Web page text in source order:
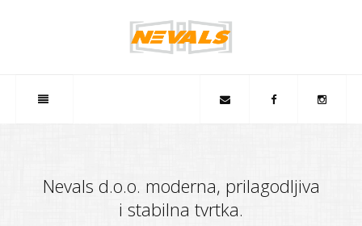
Nevals d.o.o. moderna, prilagodljiva
i stabilna tvrtka.